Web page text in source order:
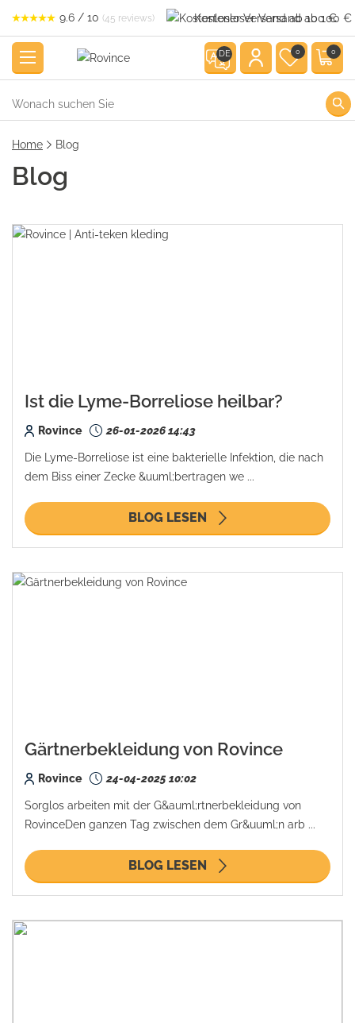
9.6 / 10 (45 reviews) Kostenloser Versand ab 100 €
DE 0 0
Home Blog
Blog
Ist die Lyme-Borreliose heilbar?
Rovince 26-01-2026 14:43
Die Lyme-Borreliose ist eine bakterielle Infektion, die nach
dem Biss einer Zecke &uuml;bertragen we ...
BLOG LESEN
Gärtnerbekleidung von Rovince
Rovince 24-04-2025 10:02
Sorglos arbeiten mit der G&auml;rtnerbekleidung von
RovinceDen ganzen Tag zwischen dem Gr&uuml;n arb ...
BLOG LESEN